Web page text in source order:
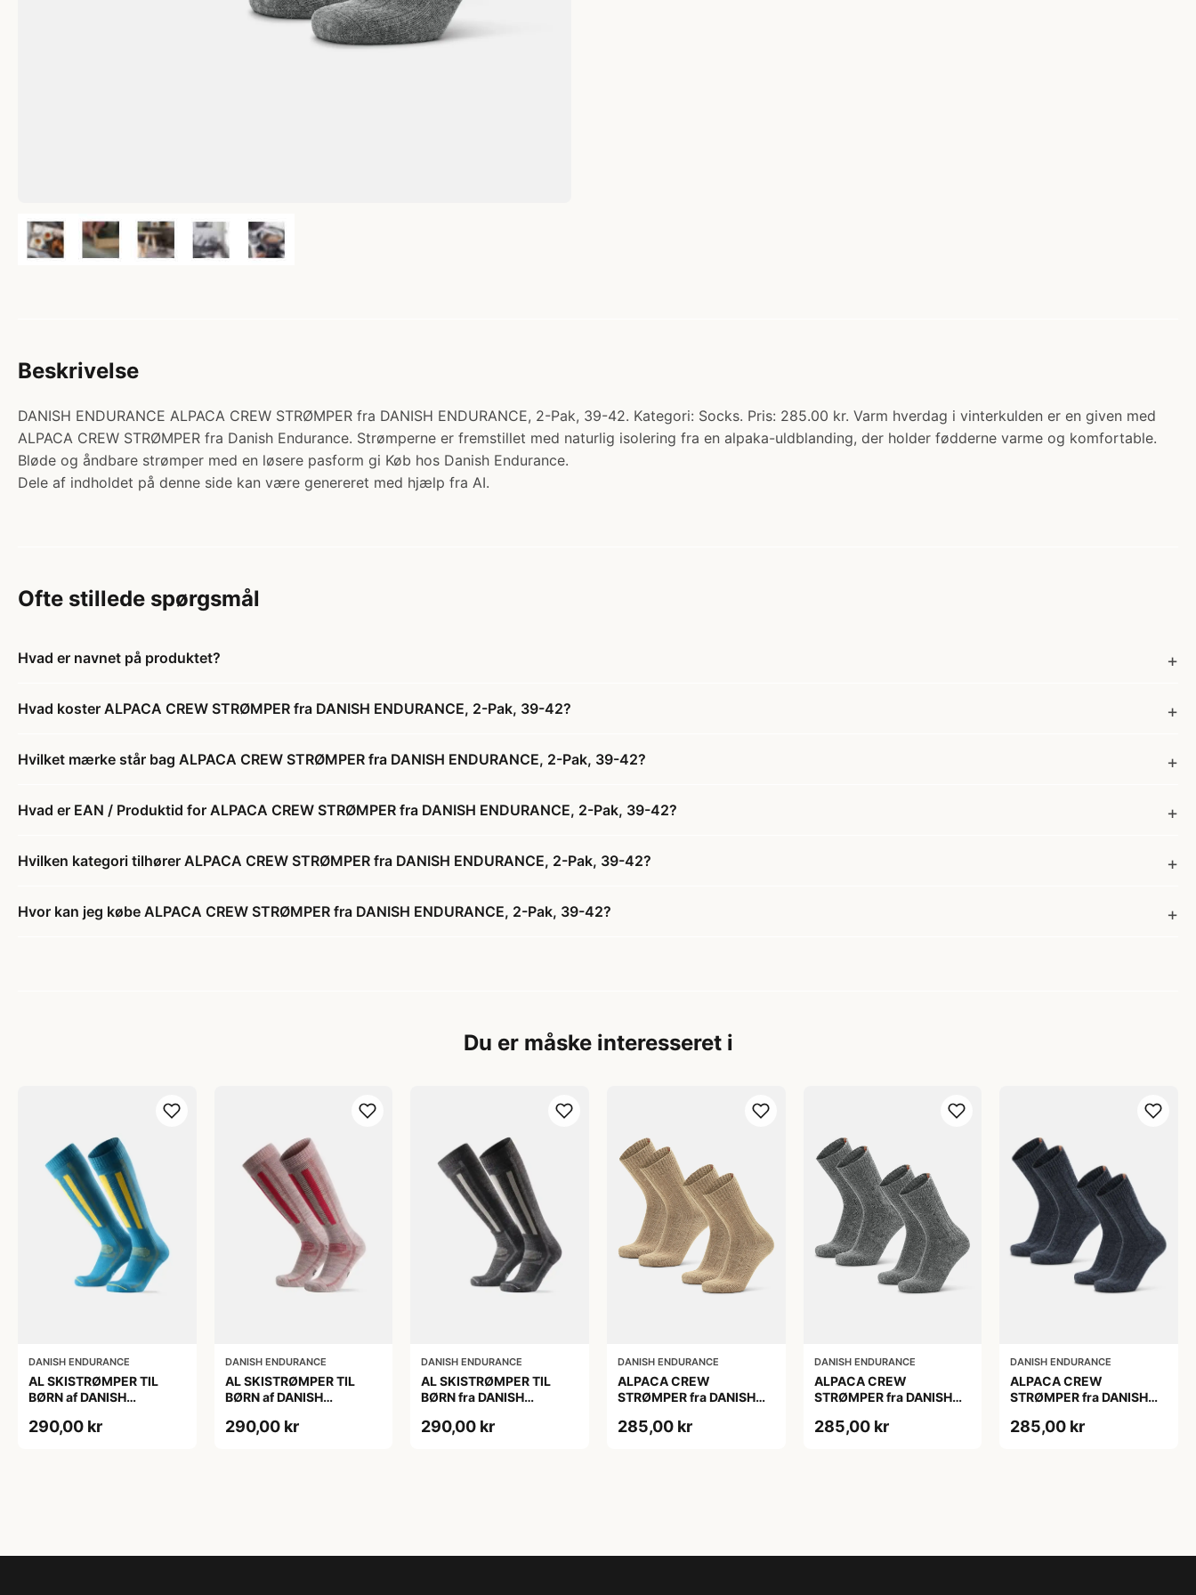
Beskrivelse
DANISH ENDURANCE ALPACA CREW STRØMPER fra DANISH ENDURANCE, 2-Pak, 39-42. Kategori: Socks. Pris: 285.00 kr. Varm hverdag i vinterkulden er en given med
ALPACA CREW STRØMPER fra Danish Endurance. Strømperne er fremstillet med naturlig isolering fra en alpaka-uldblanding, der holder fødderne varme og komfortable.
Bløde og åndbare strømper med en løsere pasform gi Køb hos Danish Endurance.
Dele af indholdet på denne side kan være genereret med hjælp fra AI.
Ofte stillede spørgsmål
Hvad er navnet på produktet?
Hvad koster ALPACA CREW STRØMPER fra DANISH ENDURANCE, 2-Pak, 39-42?
Hvilket mærke står bag ALPACA CREW STRØMPER fra DANISH ENDURANCE, 2-Pak, 39-42?
Hvad er EAN / Produktid for ALPACA CREW STRØMPER fra DANISH ENDURANCE, 2-Pak, 39-42?
Hvilken kategori tilhører ALPACA CREW STRØMPER fra DANISH ENDURANCE, 2-Pak, 39-42?
Hvor kan jeg købe ALPACA CREW STRØMPER fra DANISH ENDURANCE, 2-Pak, 39-42?
Du er måske interesseret i
DANISH ENDURANCE
AL SKISTRØMPER TIL
BØRN af DANISH
35-38
290,00 kr
DANISH ENDURANCE
AL SKISTRØMPER TIL
BØRN af DANISH
Lysegrå/Lyserød, 35-38
290,00 kr
DANISH ENDURANCE
AL SKISTRØMPER TIL
BØRN fra DANISH
Mørkegrå/Lysegrå, 35-38
290,00 kr
DANISH ENDURANCE
ALPACA CREW
STRØMPER fra DANISH
38, Varm og åndbar
285,00 kr
DANISH ENDURANCE
ALPACA CREW
STRØMPER fra DANISH
38, Varm og åndbar
285,00 kr
DANISH ENDURANCE
ALPACA CREW
STRØMPER fra DANISH
38, Varm og åndbar
285,00 kr